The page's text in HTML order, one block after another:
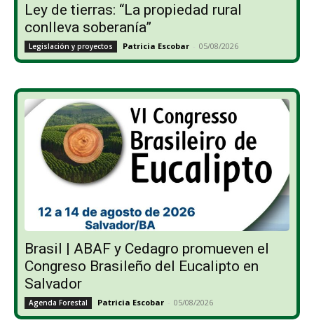
Ley de tierras: “La propiedad rural
conlleva soberanía”
Legislación y proyectos Patricia Escobar - 05/08/2026
Brasil | ABAF y Cedagro promueven el
Congreso Brasileño del Eucalipto en
Salvador
Agenda Forestal Patricia Escobar - 05/08/2026